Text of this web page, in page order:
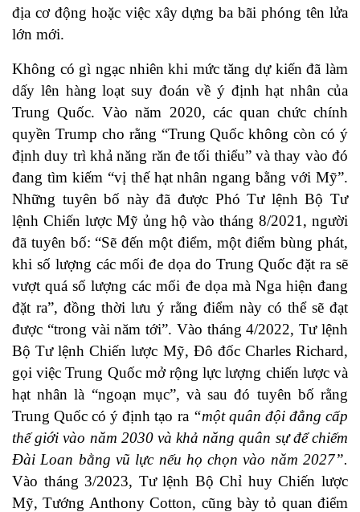
địa cơ động hoặc việc xây dựng ba bãi phóng tên lửa
lớn mới.
Không có gì ngạc nhiên khi mức tăng dự kiến đã làm
dấy lên hàng loạt suy đoán về ý định hạt nhân của
Trung Quốc. Vào năm 2020, các quan chức chính
quyền Trump cho rằng “Trung Quốc không còn có ý
định duy trì khả năng răn đe tối thiểu” và thay vào đó
đang tìm kiếm “vị thế hạt nhân ngang bằng với Mỹ”.
Những tuyên bố này đã được Phó Tư lệnh Bộ Tư
lệnh Chiến lược Mỹ ủng hộ vào tháng 8/2021, người
đã tuyên bố: “Sẽ đến một điểm, một điểm bùng phát,
khi số lượng các mối đe dọa do Trung Quốc đặt ra sẽ
vượt quá số lượng các mối đe dọa mà Nga hiện đang
đặt ra”, đồng thời lưu ý rằng điểm này có thể sẽ đạt
được “trong vài năm tới”. Vào tháng 4/2022, Tư lệnh
Bộ Tư lệnh Chiến lược Mỹ, Đô đốc Charles Richard,
gọi việc Trung Quốc mở rộng lực lượng chiến lược và
hạt nhân là “ngoạn mục”, và sau đó tuyên bố rằng
Trung Quốc có ý định tạo ra “một quân đội đẳng cấp
thế giới vào năm 2030 và khả năng quân sự để chiếm
Đài Loan bằng vũ lực nếu họ chọn vào năm 2027”.
Vào tháng 3/2023, Tư lệnh Bộ Chỉ huy Chiến lược
Mỹ, Tướng Anthony Cotton, cũng bày tỏ quan điểm